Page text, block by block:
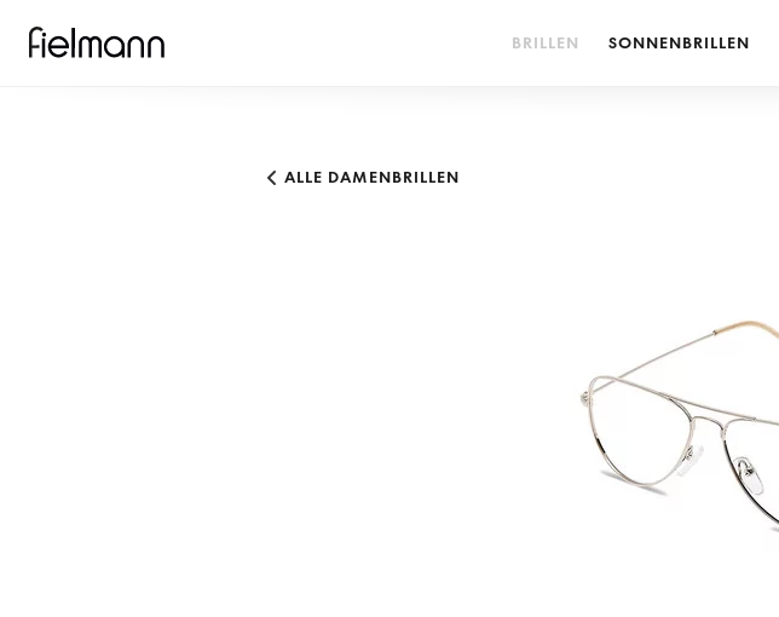
BRILLEN SONNENBRILLEN
ALLE DAMENBRILLEN